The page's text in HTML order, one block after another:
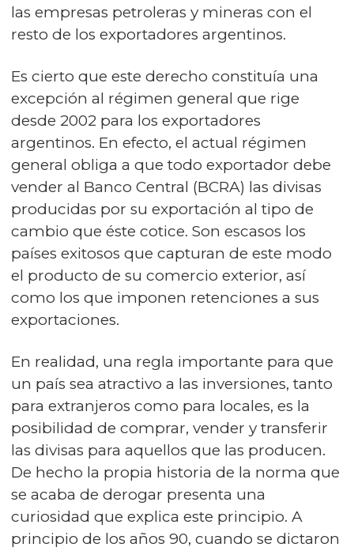
las empresas petroleras y mineras con el
resto de los exportadores argentinos.
Es cierto que este derecho constituía una
excepción al régimen general que rige
desde 2002 para los exportadores
argentinos. En efecto, el actual régimen
general obliga a que todo exportador debe
vender al Banco Central (BCRA) las divisas
producidas por su exportación al tipo de
cambio que éste cotice. Son escasos los
países exitosos que capturan de este modo
el producto de su comercio exterior, así
como los que imponen retenciones a sus
exportaciones.
En realidad, una regla importante para que
un país sea atractivo a las inversiones, tanto
para extranjeros como para locales, es la
posibilidad de comprar, vender y transferir
las divisas para aquellos que las producen.
De hecho la propia historia de la norma que
se acaba de derogar presenta una
curiosidad que explica este principio. A
principio de los años 90, cuando se dictaron